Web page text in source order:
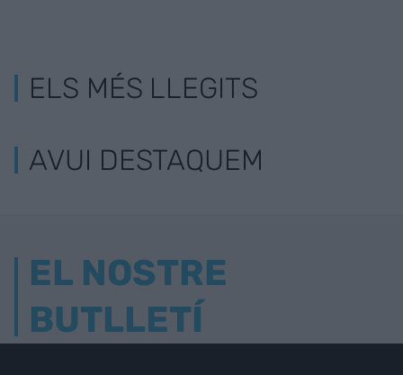
ELS MÉS LLEGITS
AVUI DESTAQUEM
EL NOSTRE
BUTLLETÍ